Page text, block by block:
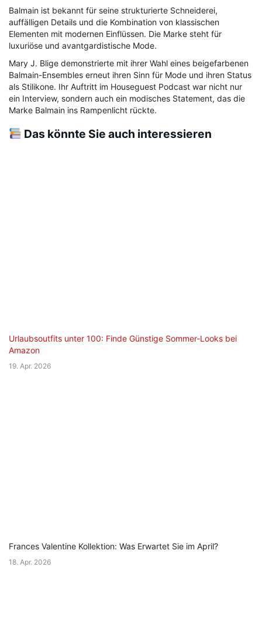
Balmain ist bekannt für seine strukturierte Schneiderei,
auffälligen Details und die Kombination von klassischen
Elementen mit modernen Einflüssen. Die Marke steht für
luxuriöse und avantgardistische Mode.
Mary J. Blige demonstrierte mit ihrer Wahl eines beigefarbenen
Balmain-Ensembles erneut ihren Sinn für Mode und ihren Status
als Stilikone. Ihr Auftritt im Houseguest Podcast war nicht nur
ein Interview, sondern auch ein modisches Statement, das die
Marke Balmain ins Rampenlicht rückte.
Das könnte Sie auch interessieren
Urlaubsoutfits unter 100: Finde Günstige Sommer-Looks bei
Amazon
19. Apr. 2026
Frances Valentine Kollektion: Was Erwartet Sie im April?
18. Apr. 2026